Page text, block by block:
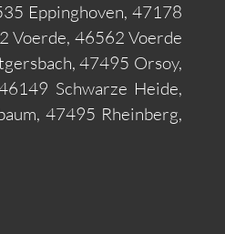
Eppinghoven, 47178
Voerde, 46562 Voerde
47495 Orsoy,
Schwarze Heide,
47495 Rheinberg,